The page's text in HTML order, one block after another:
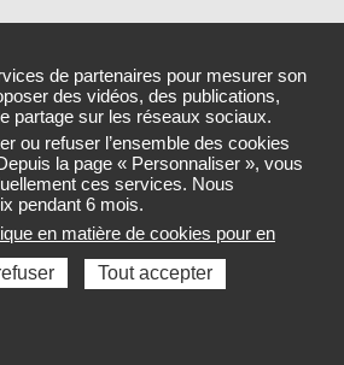
de partenaires pour mesurer son
des vidéos, des publications,
partage sur les réseaux sociaux.
ou refuser l’ensemble des cookies
la page « Personnaliser », vous
ces services. Nous
pendant 6 mois.
en matière de cookies pour en
Tout accepter
pour accéder au site de votre Agence